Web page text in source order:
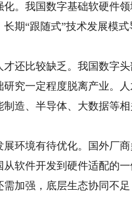
。我国数字基础软硬件领
期“跟随式”技术发展模式
还比较缺乏。我国数字头
究一定程度脱离产业。
造、半导体、大数据等相
环境有待优化。国外厂商
软件开发到硬件适配的
加强，底层生态协同不足